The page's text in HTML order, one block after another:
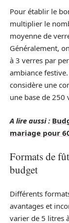
Pour établir le
multiplier le
moyenne de
Généralement,
à 3 verres par
ambiance
considère une
une base de 250
A lire aussi :
mariage pour
Formats de
budget
Différents
avantages et
varier de 5 litres